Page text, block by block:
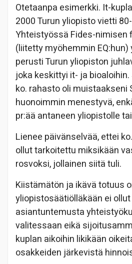
Otetaanpa esimerkki. It-
2000 Turun yliopisto vietti
Yhteistyössä Fides-nimisen
(liitetty myöhemmin
perusti Turun yliopiston
joka keskittyi it- ja
ko. rahasto oli muistaakseni
huonoimmin menestyvä,
pr:ää antaneen yliopistolle
Lienee päivänselvää, ettei
ollut tarkoitettu miksikään
rosvoksi, jollainen siitä tuli.
Kiistämätön ja ikävä totuus
yliopistosäätiölläkään ei
asiantuntemusta
valitessaan eikä
kuplan aikoihin likikään
osakkeiden järkevistä